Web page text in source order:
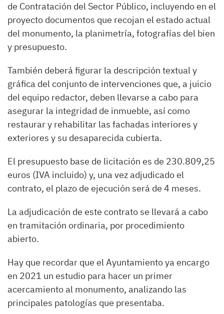
de Contratación del Sector Público, incluyendo en el
proyecto documentos que recojan el estado actual
del monumento, la planimetría, fotografías del bien
y presupuesto.
También deberá figurar la descripción textual y
gráfica del conjunto de intervenciones que, a juicio
del equipo redactor, deben llevarse a cabo para
asegurar la integridad de inmueble, así como
restaurar y rehabilitar las fachadas interiores y
exteriores y su desaparecida cubierta.
El presupuesto base de licitación es de 230.809,25
euros (IVA incluido) y, una vez adjudicado el
contrato, el plazo de ejecución será de 4 meses.
La adjudicación de este contrato se llevará a cabo
en tramitación ordinaria, por procedimiento
abierto.
Hay que recordar que el Ayuntamiento ya encargo
en 2021 un estudio para hacer un primer
acercamiento al monumento, analizando las
principales patologías que presentaba.